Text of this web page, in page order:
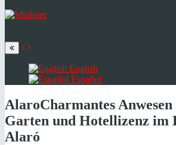
language
English
Español
AlaroCharmantes
Garten und Hotellizenz im
Alaró